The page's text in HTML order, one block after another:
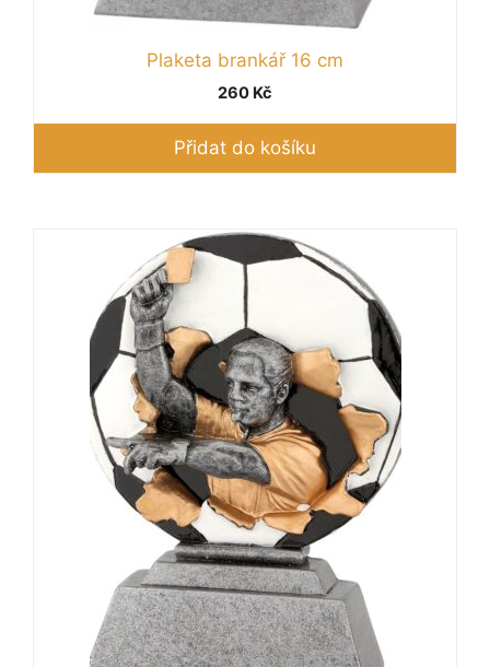
Plaketa brankář 16 cm
260 Kč
Přidat do košíku